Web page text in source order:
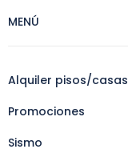
MENÚ
Alquiler pisos/casas
Promociones
Sismo